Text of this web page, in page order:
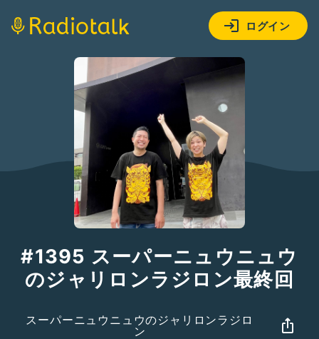
ログイン
#1395 スーパーニュウニュウ
のジャリロンラジロン最終回
スーパーニュウニュウのジャリロンラジロ
ン